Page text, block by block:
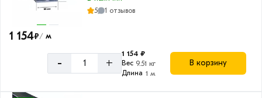
5
1 отзывов
1 154₽/ м
- +
1 154 ₽
Вес 9.51 кг
Длина 1 м
В корзину